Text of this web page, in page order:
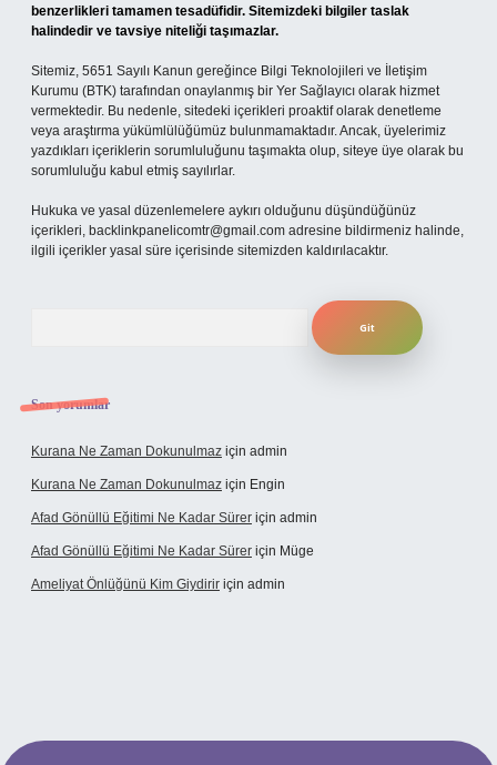
benzerlikleri tamamen tesadüfidir. Sitemizdeki bilgiler taslak
halindedir ve tavsiye niteliği taşımazlar.
Sitemiz, 5651 Sayılı Kanun gereğince Bilgi Teknolojileri ve İletişim
Kurumu (BTK) tarafından onaylanmış bir Yer Sağlayıcı olarak hizmet
vermektedir. Bu nedenle, sitedeki içerikleri proaktif olarak denetleme
veya araştırma yükümlülüğümüz bulunmamaktadır. Ancak, üyelerimiz
yazdıkları içeriklerin sorumluluğunu taşımakta olup, siteye üye olarak bu
sorumluluğu kabul etmiş sayılırlar.
Hukuka ve yasal düzenlemelere aykırı olduğunu düşündüğünüz
içerikleri, backlinkpanelicomtr@gmail.com adresine bildirmeniz halinde,
ilgili içerikler yasal süre içerisinde sitemizden kaldırılacaktır.
Son yorumlar
Kurana Ne Zaman Dokunulmaz için admin
Kurana Ne Zaman Dokunulmaz için Engin
Afad Gönüllü Eğitimi Ne Kadar Sürer için admin
Afad Gönüllü Eğitimi Ne Kadar Sürer için Müge
Ameliyat Önlüğünü Kim Giydirir için admin
giriş